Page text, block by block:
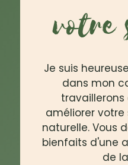
votre
Je suis
dans mon
améliorer
naturelle. Vous
bienfaits d'une
de